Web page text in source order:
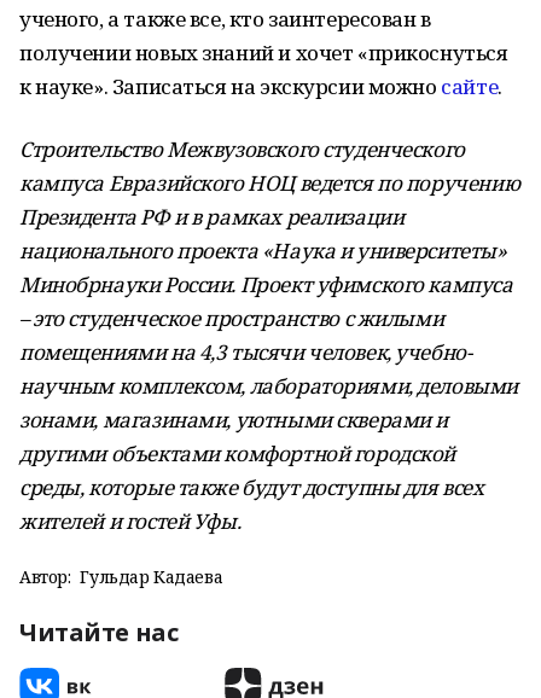
ученого, а также все, кто заинтересован в
получении новых знаний и хочет «прикоснуться
к науке». Записаться на экскурсии можно сайте.
Строительство Межвузовского студенческого
кампуса Евразийского НОЦ ведется по поручению
Президента РФ и в рамках реализации
национального проекта «Наука и университеты»
Минобрнауки России. Проект уфимского кампуса
– это студенческое пространство с жилыми
помещениями на 4,3 тысячи человек, учебно-
научным комплексом, лабораториями, деловыми
зонами, магазинами, уютными скверами и
другими объектами комфортной городской
среды, которые также будут доступны для всех
жителей и гостей Уфы.
Автор: Гульдар Кадаева
Читайте нас